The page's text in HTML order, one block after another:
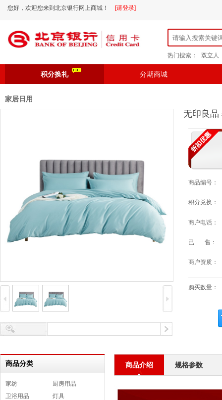
您好，欢迎您来到北京银行网上商城！ [请登录]
热门搜索： 双立人
积分换礼 分期商城
家居日用
无印良品
商品编号：
积分兑换：
商户电话：
已 售：
商户资质：
购买数量：
商品分类
家纺
厨房用品
卫浴用品
灯具
商品介绍 规格参数